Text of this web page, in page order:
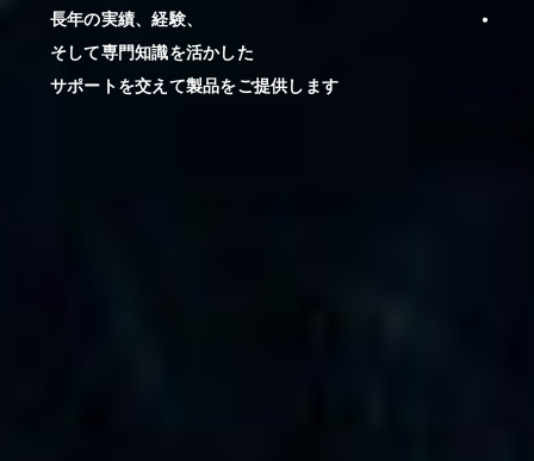
長年の実績、経験、
そして専門知識を活かした
サポートを交えて製品をご提供します